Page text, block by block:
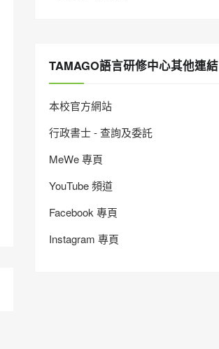
TAMAGO語言研修中心其他連結
本校官方網站
行政書士 - 查詢及委託
MeWe 專頁
YouTube 頻道
Facebook 專頁
Instagram 專頁